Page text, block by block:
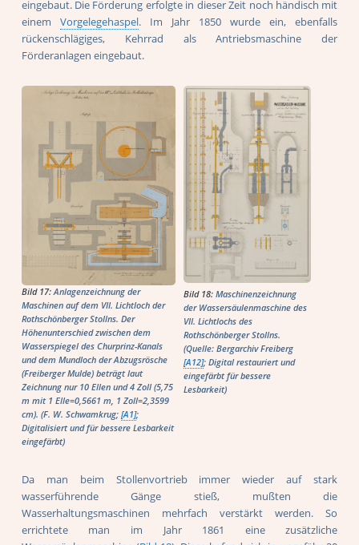
eingebaut. Die Förderung erfolgte in dieser Zeit noch händisch mit
einem Vorgelegehaspel. Im Jahr 1850 wurde ein, ebenfalls
rückenschlägiges, Kehrrad als Antriebsmaschine der
Förderanlagen eingebaut.
Bild 17:Anlagenzeichnung der
Maschinen auf dem VII. Lichtloch der
Rothschönberger Stollns. Der
Höhenunterschied zwischen dem
Wasserspiegel des Churprinz-Kanals
und dem Mundloch der Abzugsrösche
(Freiberger Mulde) beträgt laut
Zeichnung nur 10 Ellen und 4 Zoll (5,75
m mit 1 Elle=0,5661 m, 1 Zoll=2,3599
cm). (F. W. Schwamkrug; [A1];
Digitalisiert und für bessere Lesbarkeit
eingefärbt)
Bild 18: Maschinenzeichnung
der Wassersäulenmaschine des
VII. Lichtlochs des
Rothschönberger Stollns.
(Quelle: Bergarchiv Freiberg
[A12]; Digital restauriert und
eingefärbt für bessere
Lesbarkeit)
Da man beim Stollenvortrieb immer wieder auf stark
wasserführende Gänge stieß, mußten die
Wasserhaltungsmaschinen mehrfach verstärkt werden. So
errichtete man im Jahr 1861 eine zusätzliche